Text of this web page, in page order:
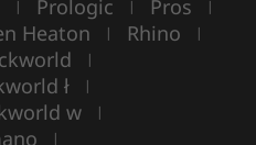
| Prologic | Pros |
Heaton | Rhino |
|
ł |
w |
|